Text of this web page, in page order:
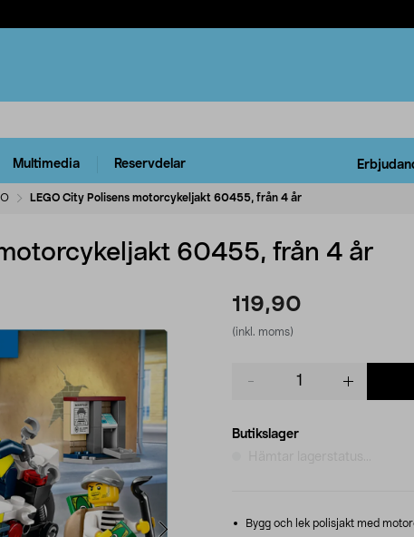
Multimedia Reservdelar
LEGO City Polisens motorcykeljakt 60455, från 4 år
60455, från 4 år
119,90
(inkl. moms)
Butikslager
Bygg och lek polisjakt med